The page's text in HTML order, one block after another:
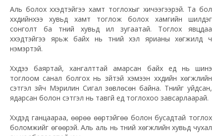
Аль болох хүүхэдтэйгээ хамт тоглохыг хичээгээрэй. Та бол
хүүхдийнхээ хувьд хамт тоглож болох хамгийн шилдэг
сонголт ба түүний хувьд илүү зугаатай. Тоглох явцдаа
хүүхэдтэйгээ ярьж байх нь түүний хэл ярианы хөгжилд ч
нэмэртэй.
Хүүхдээ баяртай, хангалттай амарсан байх үед нь шинэ
тоглоом санал болгох нь зүйтэй хэмээн хүүхдийн хөгжлийн
сэтгэл зүйч Мэрилин Сигал зөвлөсөн байна. Түүнийг уйдсан,
ядарсан болон сэтгэл нь тавгүй үед тоглохоо завсарлаарай.
Хүүхдэд ганцаараа, өөрөө өөртэйгөө болон бусадтай тоглох
боломжийг өгөөрэй. Аль аль нь түүний хөгжлийн хувьд чухал